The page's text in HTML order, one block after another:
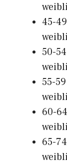
45-
50-
55-
60-
65-